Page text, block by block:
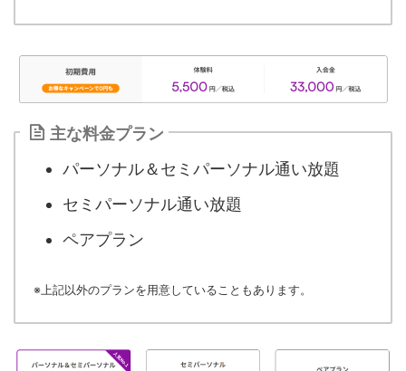
主な料金プラン
パーソナル＆セミパーソナル通い放題
セミパーソナル通い放題
ペアプラン
※上記以外のプランを用意していることもあります。